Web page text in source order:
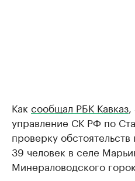
Как сообщал РБК Кавказ,
управление СК РФ по
проверку
39 человек в селе
Минераловодского